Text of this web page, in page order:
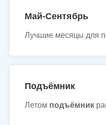
Май-Сентябрь
Лучшие месяцы для
Подъёмник
Летом подъёмник